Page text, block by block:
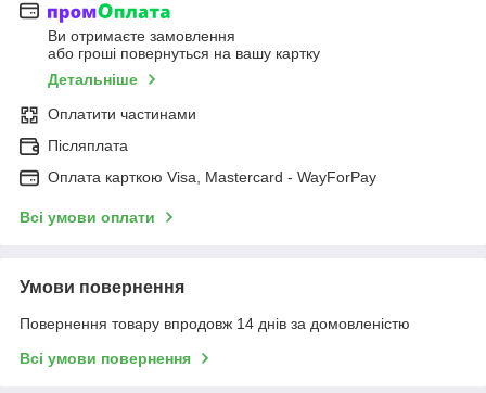
Ви отримаєте замовлення
або гроші повернуться на вашу картку
Детальніше
Оплатити частинами
Післяплата
Оплата карткою Visa, Mastercard - WayForPay
Всі умови оплати
Умови повернення
Повернення товару впродовж 14 днів за домовленістю
Всі умови повернення